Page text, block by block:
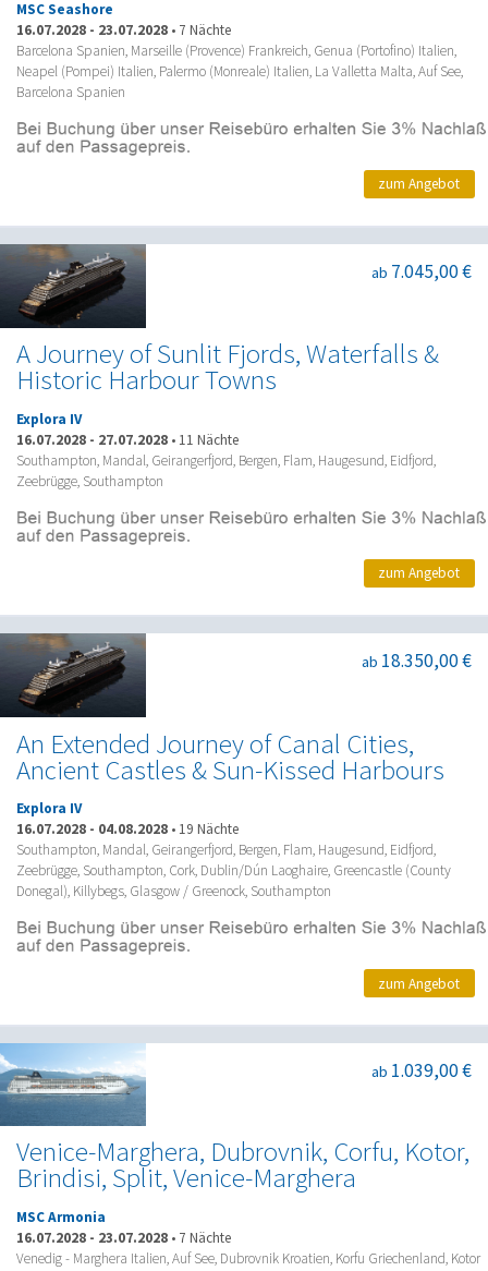
MSC Seashore
16.07.2028 - 23.07.2028 • 7 Nächte
Barcelona Spanien, Marseille (Provence) Frankreich, Genua (Portofino) Italien,
Neapel (Pompei) Italien, Palermo (Monreale) Italien, La Valletta Malta, Auf See,
Barcelona Spanien
zum Angebot
A Journey of Sunlit Fjords, Waterfalls &
Historic Harbour Towns
ab 7.045,00 €
Explora IV
16.07.2028 - 27.07.2028 • 11 Nächte
Southampton, Mandal, Geirangerfjord, Bergen, Flam, Haugesund, Eidfjord,
Zeebrügge, Southampton
zum Angebot
An Extended Journey of Canal Cities,
Ancient Castles & Sun-Kissed Harbours
ab 18.350,00 €
Explora IV
16.07.2028 - 04.08.2028 • 19 Nächte
Southampton, Mandal, Geirangerfjord, Bergen, Flam, Haugesund, Eidfjord,
Zeebrügge, Southampton, Cork, Dublin/Dún Laoghaire, Greencastle (County
Donegal), Killybegs, Glasgow / Greenock, Southampton
zum Angebot
Venice-Marghera, Dubrovnik, Corfu, Kotor,
Brindisi, Split, Venice-Marghera
ab 1.039,00 €
MSC Armonia
16.07.2028 - 23.07.2028 • 7 Nächte
Venedig - Marghera Italien, Auf See, Dubrovnik Kroatien, Korfu Griechenland, Kotor